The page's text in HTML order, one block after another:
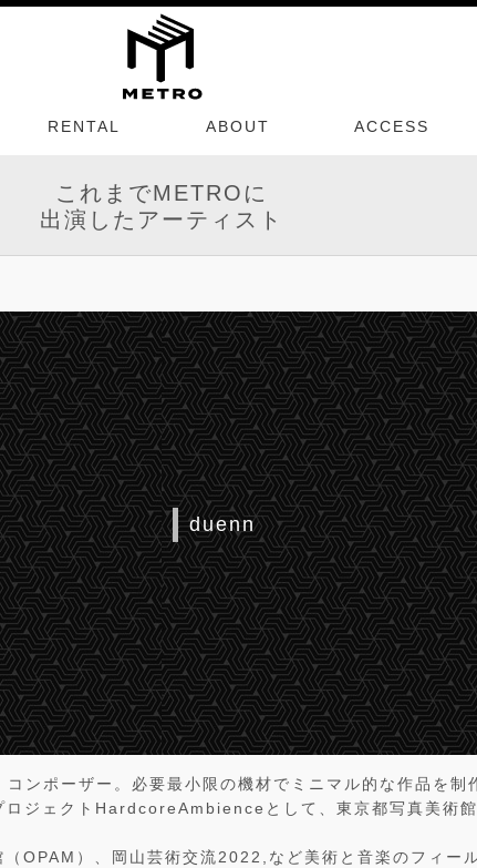
RENTAL ABOUT ACCESS
これまでMETROに
出演したアーティスト
duenn
ンポーザー。必要最小限の機材でミニマル的な作品を制
ジェクトHardcoreAmbienceとして、東京都写真美術館
OPAM）、岡山芸術交流2022,など美術と音楽のフィー